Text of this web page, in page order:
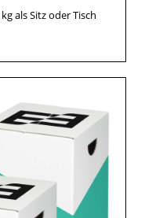
als Sitz oder Tisch